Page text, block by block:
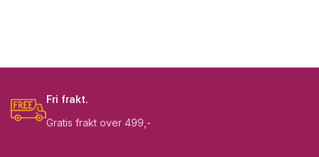
Fri frakt.
Gratis frakt over 499,-